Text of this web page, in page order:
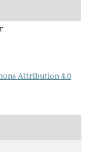
Attribution 4.0